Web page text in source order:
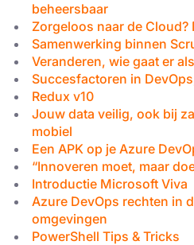
beheersbaar
Zorgeloos naar de Cloud?
Samenwerking binnen
Veranderen, wie gaat er
Succesfactoren in
Redux v10
Jouw data veilig, ook bij
mobiel
Een APK op je Azure
“Innoveren moet, maar
Introductie Microsoft Viva
Azure DevOps rechten in
omgevingen
PowerShell Tips & Tricks